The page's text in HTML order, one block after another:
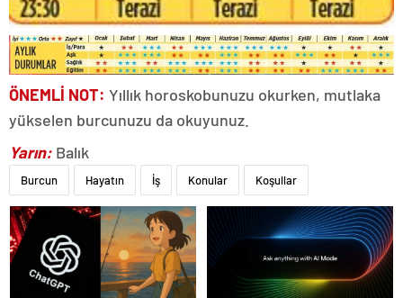
ÖNEMLİ NOT: Yıllık horoskobunuzu okurken, mutlaka
yükselen burcunuzu da okuyunuz.
Yarın: Balık
Burcun Hayatın İş Konular Koşullar